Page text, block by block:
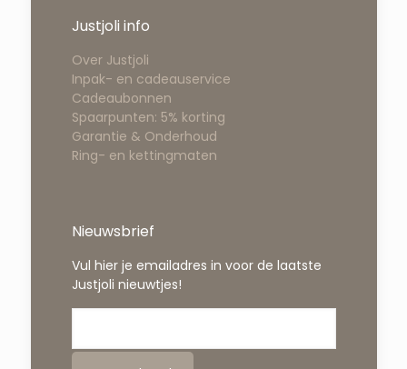
Justjoli info
Over Justjoli
Inpak- en cadeauservice
Cadeaubonnen
Spaarpunten: 5% korting
Garantie & Onderhoud
Ring- en kettingmaten
Nieuwsbrief
Vul hier je emailadres in voor de laatste
Justjoli nieuwtjes!